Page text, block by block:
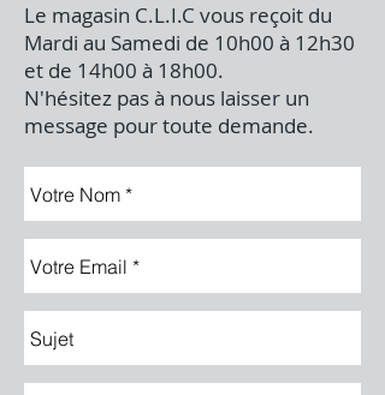
Le magasin C.L.I.C vous reçoit du
Mardi au Samedi de 10h00 à 12h30
et de 14h00 à 18h00.
N'hésitez pas à nous laisser un
message pour toute demande.